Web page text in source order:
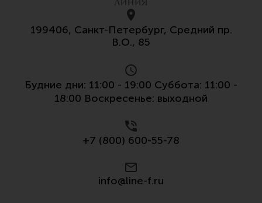
199406, Санкт-Петербург, Средний пр.
В.О., 85
Будние дни: 11:00 - 19:00 Суббота: 11:00 -
18:00 Воскресенье: выходной
+7 (800) 600-55-78
info@line-f.ru